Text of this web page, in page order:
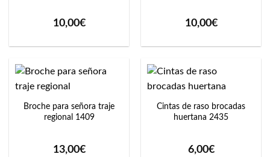
10,00€ 10,00€
Broche para señora traje
regional 1409
13,00€
Cintas de raso brocadas
huertana 2435
6,00€